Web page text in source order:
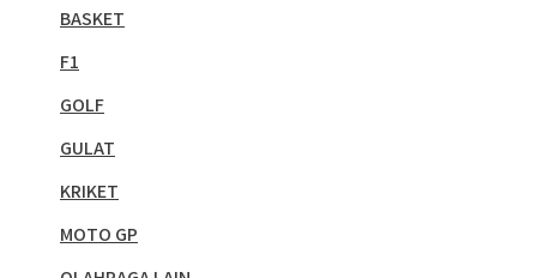
BASKET
F1
GOLF
GULAT
KRIKET
MOTO GP